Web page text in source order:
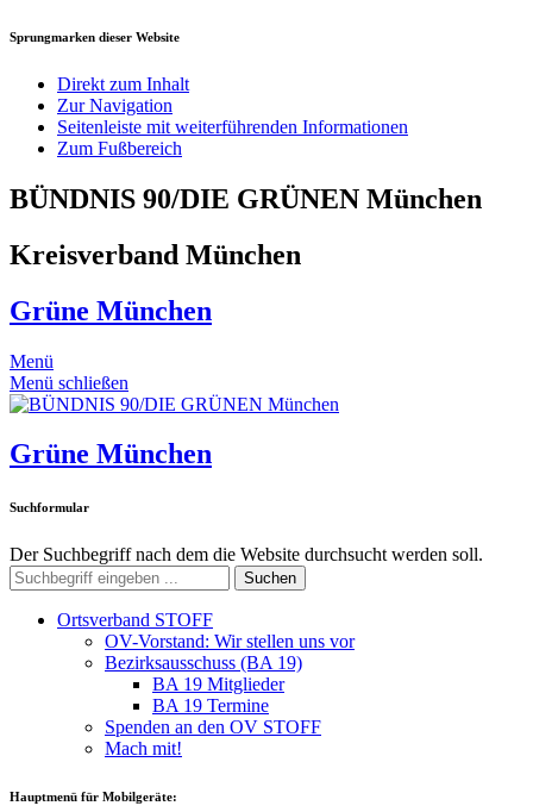
Sprungmarken dieser Website
Direkt zum Inhalt
Zur Navigation
Seitenleiste mit weiterführenden Informationen
Zum Fußbereich
BÜNDNIS 90/DIE GRÜNEN München
Kreisverband München
Grüne München
Menü
Menü schließen
Grüne München
Suchformular
Der Suchbegriff nach dem die Website durchsucht werden soll.
Suchen
Ortsverband STOFF
OV-Vorstand: Wir stellen uns vor
Bezirksausschuss (BA 19)
BA 19 Mitglieder
BA 19 Termine
Spenden an den OV STOFF
Mach mit!
Hauptmenü für Mobilgeräte: